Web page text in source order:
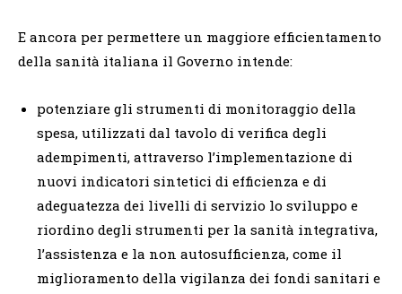
E ancora per permettere un maggiore efficientamento
della sanità italiana il Governo intende:
potenziare gli strumenti di monitoraggio della
spesa, utilizzati dal tavolo di verifica degli
adempimenti, attraverso l’implementazione di
nuovi indicatori sintetici di efficienza e di
adeguatezza dei livelli di servizio lo sviluppo e
riordino degli strumenti per la sanità integrativa,
l’assistenza e la non autosufficienza, come il
miglioramento della vigilanza dei fondi sanitari e